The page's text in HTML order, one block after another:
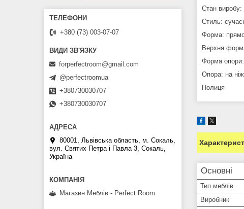
Стан виробу:
Стиль:
Форма:
Верхня
Форма
Опора: на
Полиця
Основні
Тип меблів
Виробник
+380 (73) 003-07-07
forperfectroom@gmail.com
@perfectroomua
+380730030707
+380730030707
80001, Львівська область, м. Сокаль,
вул. Святих Петра і Павла 3, Сокаль,
Україна
Магазин Меблів - Perfect Room